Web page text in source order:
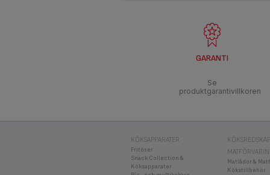
GARANTI
Se
produktgarantivillkoren
KÖKSAPPARATER
Fritöser
Snack Collection &
Köksapparater
Matlådor &
Kökstillbehör